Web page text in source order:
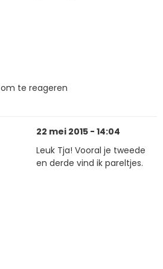
om te reageren
22 mei 2015 - 14:04
Leuk Tja! Vooral je tweede
en derde vind ik pareltjes.